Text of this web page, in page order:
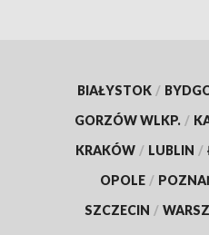
BIAŁYSTOK /
GORZÓW WLKP. /
KRAKÓW / LUBLIN /
OPOLE /
SZCZECIN /